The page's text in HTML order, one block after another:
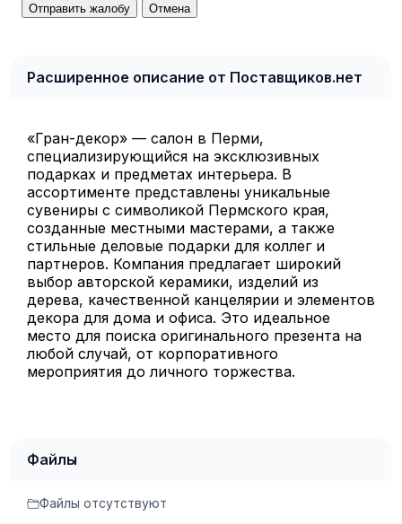
Отправить жалобу Отмена
Расширенное описание от Поставщиков.нет
«Гран-декор» — салон в Перми,
специализирующийся на эксклюзивных
подарках и предметах интерьера. В
ассортименте представлены уникальные
сувениры с символикой Пермского края,
созданные местными мастерами, а также
стильные деловые подарки для коллег и
партнеров. Компания предлагает широкий
выбор авторской керамики, изделий из
дерева, качественной канцелярии и элементов
декора для дома и офиса. Это идеальное
место для поиска оригинального презента на
любой случай, от корпоративного
мероприятия до личного торжества.
Файлы
Файлы отсутствуют